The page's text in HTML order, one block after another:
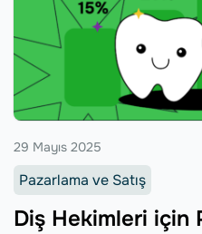
Diş Hekimleri için
29 Mayıs 2025
Pazarlama ve Satış